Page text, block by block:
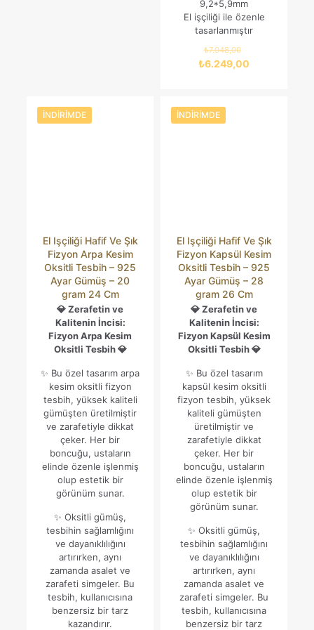
adresim ve site adresim bu tarayıcıya kaydedilsin.
9,2*5,9mm
El işçiliği ile özenle
tasarlanmıştır
₺7.048,00
fiyat:
₺6.249,00
İNDIRIMDE
El Işçiliği Hafif Ve Şık
Fizyon Arpa Kesim
Oksitli Tesbih – 925
Ayar Gümüş – 20
gram 24 Cm
💎 Zerafetin ve
Kalitenin İncisi:
Fizyon Arpa Kesim
Oksitli Tesbih 💎
✨ Bu özel tasarım arpa
kesim oksitli fizyon
tesbih, yüksek kaliteli
gümüşten üretilmiştir
ve zarafetiyle dikkat
çeker. Her bir
boncuğu, ustaların
elinde özenle işlenmiş
olup estetik bir
görünüm sunar.
✨ Oksitli gümüş,
tesbihin sağlamlığını
ve dayanıklılığını
artırırken, aynı
zamanda asalet ve
zarafeti simgeler. Bu
tesbih, kullanıcısına
benzersiz bir tarz
kazandırır.
İNDIRIMDE
El Işçiliği Hafif Ve Şık
Fizyon Kapsül Kesim
Oksitli Tesbih – 925
Ayar Gümüş – 28
gram 26 Cm
💎 Zerafetin ve
Kalitenin İncisi:
Fizyon Kapsül Kesim
Oksitli Tesbih 💎
✨ Bu özel tasarım
kapsül kesim oksitli
fizyon tesbih, yüksek
kaliteli gümüşten
üretilmiştir ve
zarafetiyle dikkat
çeker. Her bir
boncuğu, ustaların
elinde özenle işlenmiş
olup estetik bir
görünüm sunar.
✨ Oksitli gümüş,
tesbihin sağlamlığını
ve dayanıklılığını
artırırken, aynı
zamanda asalet ve
zarafeti simgeler. Bu
tesbih, kullanıcısına
benzersiz bir tarz